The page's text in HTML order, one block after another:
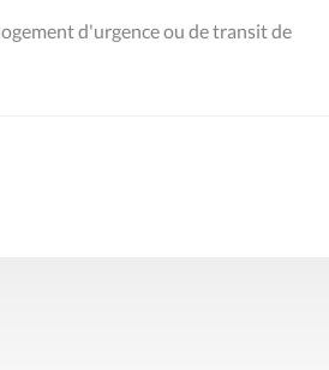
d'urgence ou de transit de